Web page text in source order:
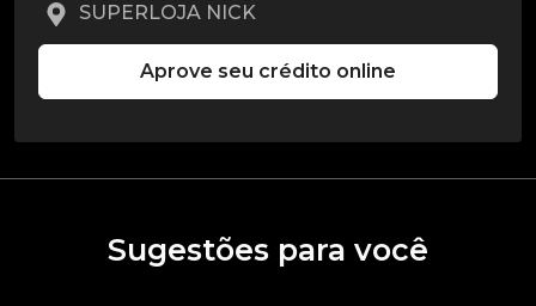
SUPERLOJA NICK
Aprove seu crédito online
Sugestões para você